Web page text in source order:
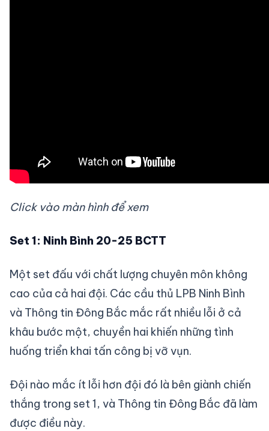
Click vào màn hình để xem
Set 1: Ninh Bình 20-25 BCTT
Một set đấu với chất lượng chuyên môn không
cao của cả hai đội. Các cầu thủ LPB Ninh Bình
và Thông tin Đông Bắc mắc rất nhiều lỗi ở cả
khâu bước một, chuyền hai khiến những tình
huống triển khai tấn công bị vỡ vụn.
Đội nào mắc ít lỗi hơn đội đó là bên giành chiến
thắng trong set 1, và Thông tin Đông Bắc đã làm
được điều này.